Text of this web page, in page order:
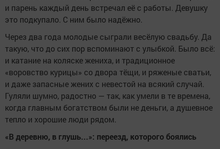
и парень каждый день встречал её с работы. Девушку
это подкупало. С ним было надёжно.
Через два года молодые сыграли весёлую свадьбу. Да
такую, что до сих пор вспоминают с улыбкой. Было всё:
и катание на коляске жениха, и традиционное
«воровство курицы» со двора тёщи, и ряженые сватьи,
и даже запасные жених с невестой на всякий случай.
Гуляли шумно, радостно — так, как умели в те времена,
когда главным богатством были не деньги, а душевное
тепло и хорошие люди рядом.
«В деревню, в глушь...»: переезд, которого боялись